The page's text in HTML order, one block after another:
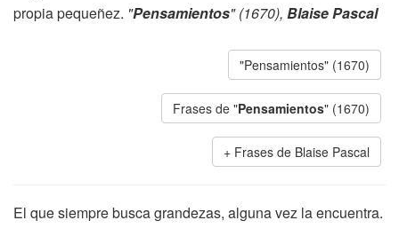
propia pequeñez. "Pensamientos" (1670), Blaise Pascal
"Pensamientos" (1670)
Frases de "Pensamientos" (1670)
Frases de Blaise Pascal
El que siempre busca grandezas, alguna vez la encuentra.